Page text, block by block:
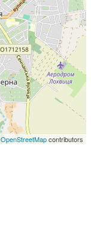
OpenStreetMapcontributors